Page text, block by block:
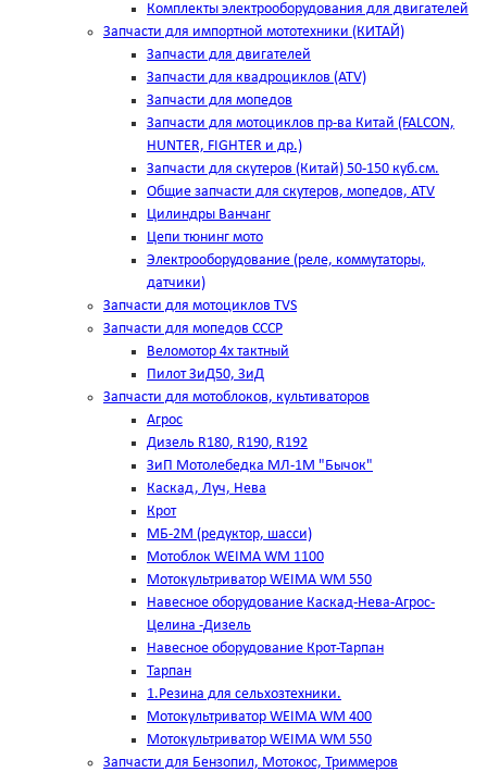
Комплекты электрооборудования для двигателей
Запчасти для импортной мототехники (КИТАЙ)
Запчасти для двигателей
Запчасти для квадроциклов (ATV)
Запчасти для мопедов
Запчасти для мотоциклов пр-ва Китай (FALCON,
HUNTER, FIGHTER и др.)
Запчасти для скутеров (Китай) 50-150 куб.см.
Общие запчасти для скутеров, мопедов, ATV
Цилиндры Ванчанг
Цепи тюнинг мото
Электрооборудование (реле, коммутаторы,
датчики)
Запчасти для мотоциклов TVS
Запчасти для мопедов СССР
Веломотор 4х тактный
Пилот ЗиД50, ЗиД
Запчасти для мотоблоков, культиваторов
Агрос
Дизель R180, R190, R192
ЗиП Мотолебедка МЛ-1М "Бычок"
Каскад, Луч, Нева
Крот
МБ-2М (редуктор, шасси)
Мотоблок WEIMA WM 1100
Мотокультриватор WEIMA WM 550
Навесное оборудование Каскад-Нева-Агрос-
Целина -Дизель
Навесное оборудование Крот-Тарпан
Тарпан
1.Резина для сельхозтехники.
Мотокультриватор WEIMA WM 400
Мотокультриватор WEIMA WM 550
Запчасти для Бензопил, Мотокос, Триммеров